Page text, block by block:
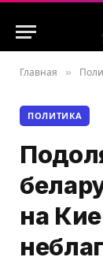
Главная »
ПОЛИТИКА
на